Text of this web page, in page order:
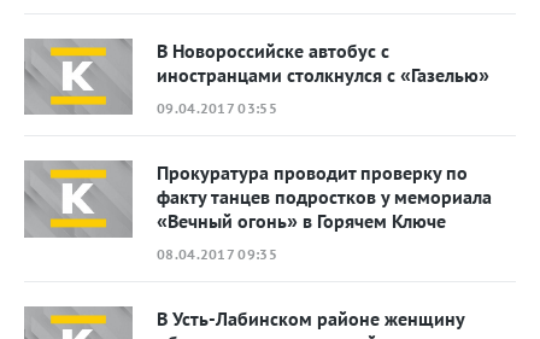
В Новороссийске автобус с
иностранцами столкнулся с «Газелью»
09.04.2017 03:55
Прокуратура проводит проверку по
факту танцев подростков у мемориала
«Вечный огонь» в Горячем Ключе
08.04.2017 09:35
В Усть-Лабинском районе женщину